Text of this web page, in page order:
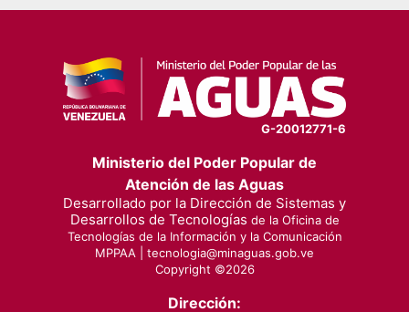
G-20012771-6
Ministerio del Poder Popular de
Atención de las Aguas
Desarrollado por la Dirección de Sistemas y
Desarrollos de Tecnologías de la Oficina de
Tecnologías de la Información y la Comunicación
MPPAA | tecnologia@minaguas.gob.ve
Copyright ©2026
Dirección: